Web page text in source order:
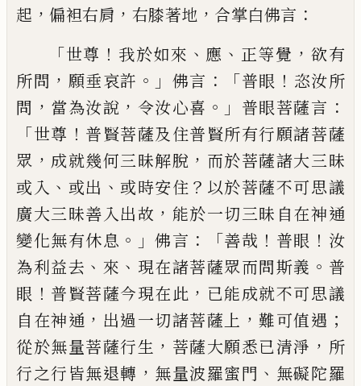
起 ， 偏袒右肩 ， 右膝著地 ， 合掌白佛言 ：
「世尊 ！ 我於如來 、 應 、 正等覺 ， 欲有
所問 ， 願垂哀許 。」 佛言 ：「普眼 ！ 恣汝所
問 ， 當為汝說 ， 令汝心喜 。」 普眼菩薩言 ：
「世尊 ！ 普賢菩薩及住普賢所有行願諸菩薩
眾 ， 成就幾何三昧解脫 ， 而於菩薩諸大三昧
或入 、 或出 、 或時安住 ？ 以於菩薩不可思議
廣大三昧善入出故 ， 能於一切三昧自在神通
變化無有休息 。」佛言 ：「善哉 ！ 普眼 ！ 汝
為利益去 、 來 、 現在諸菩薩眾而問斯義 。 普
眼 ！ 普賢菩薩今現在此 ， 已能成就不可思議
自在神通 ， 出過一切諸菩薩上 ，難可值遇 ；
從於無量菩薩行生 ， 菩薩大願悉已清淨 ， 所
行之行皆無退轉 ， 無量波羅蜜門 、 無礙陀羅